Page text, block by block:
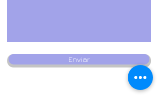
Enviar